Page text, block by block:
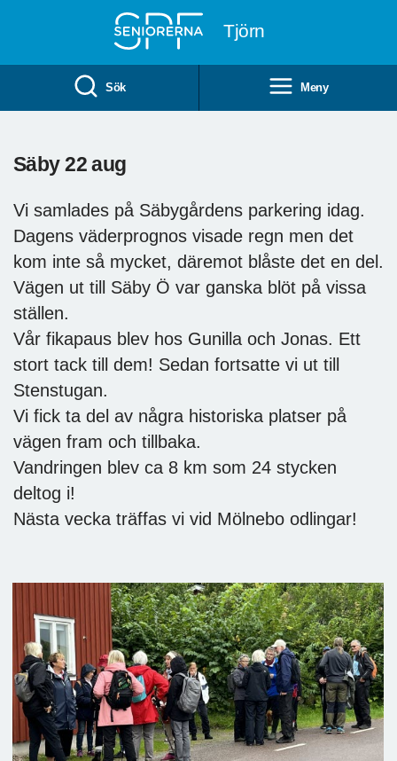
Tjörn
Sök Meny
Säby 22 aug
Vi samlades på Säbygårdens parkering idag.
Dagens väderprognos visade regn men det
kom inte så mycket, däremot blåste det en del.
Vägen ut till Säby Ö var ganska blöt på vissa
ställen.
Vår fikapaus blev hos Gunilla och Jonas. Ett
stort tack till dem! Sedan fortsatte vi ut till
Stenstugan.
Vi fick ta del av några historiska platser på
vägen fram och tillbaka.
Vandringen blev ca 8 km som 24 stycken
deltog i!
Nästa vecka träffas vi vid Mölnebo odlingar!